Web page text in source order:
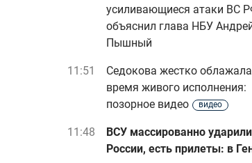
усиливающиеся атаки ВС
объяснил глава НБУ
Пышный
11:51
Седокова жестко
время живого исполнения:
позорное видео
видео
11:48
ВСУ массированно
России, есть прилеты: в